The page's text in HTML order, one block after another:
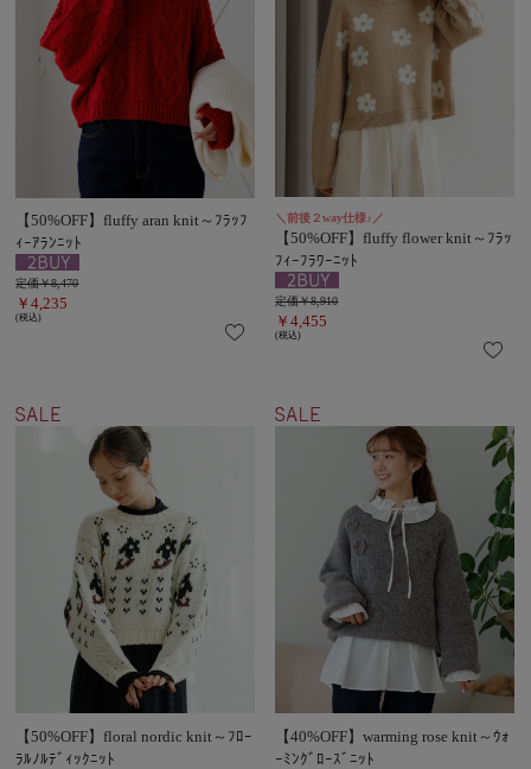
【50%OFF】fluffy aran knit～ﾌﾗｯﾌ
ｨｰｱﾗﾝﾆｯﾄ
定価￥8,470
￥4,235
(税込)
＼前後２way仕様♪／
【50%OFF】fluffy flower knit～ﾌﾗｯ
ﾌｨｰﾌﾗﾜｰﾆｯﾄ
定価￥8,910
￥4,455
(税込)
【50%OFF】floral nordic knit～ﾌﾛｰ
ﾗﾙﾉﾙﾃﾞｨｯｸﾆｯﾄ
【40%OFF】warming rose knit～ｳｫ
ｰﾐﾝｸﾞﾛｰｽﾞﾆｯﾄ